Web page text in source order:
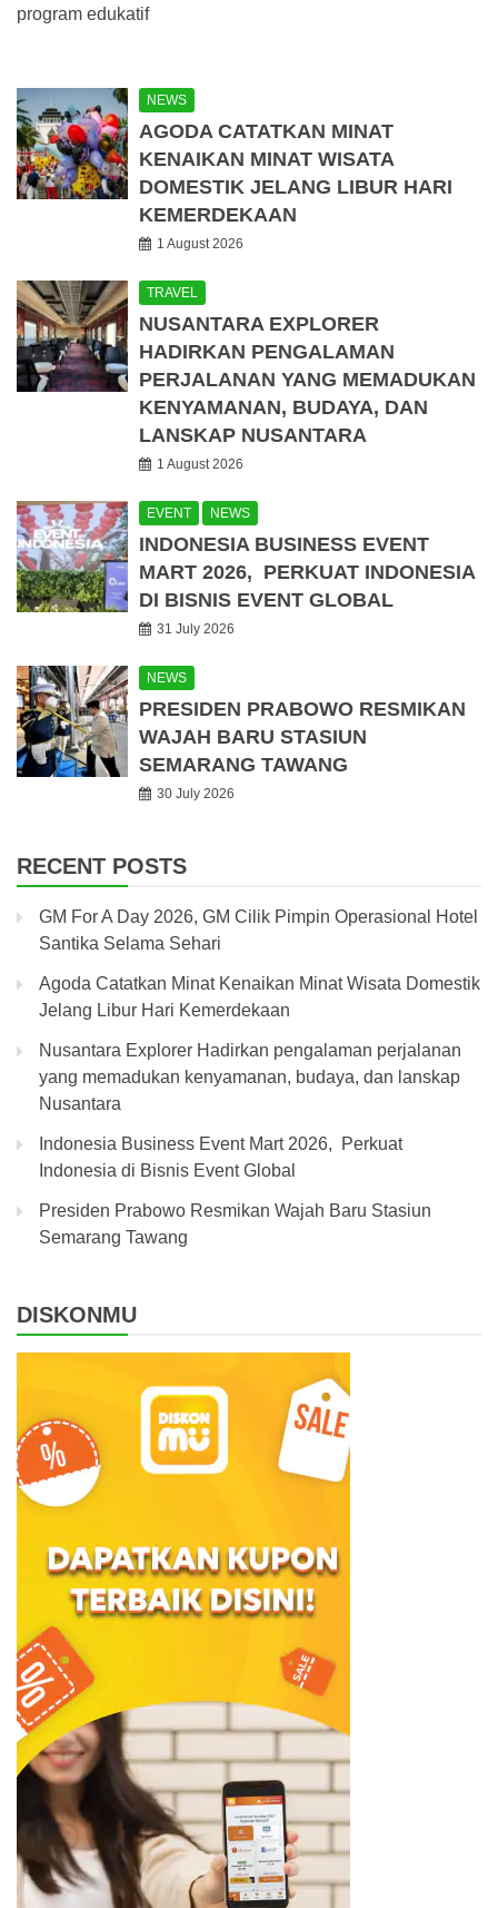
program edukatif
NEWS
AGODA CATATKAN MINAT
KENAIKAN MINAT WISATA
DOMESTIK JELANG LIBUR HARI
KEMERDEKAAN
1 August 2026
TRAVEL
NUSANTARA EXPLORER
HADIRKAN PENGALAMAN
PERJALANAN YANG MEMADUKAN
KENYAMANAN, BUDAYA, DAN
LANSKAP NUSANTARA
1 August 2026
EVENT NEWS
INDONESIA BUSINESS EVENT
MART 2026, PERKUAT INDONESIA
DI BISNIS EVENT GLOBAL
31 July 2026
NEWS
PRESIDEN PRABOWO RESMIKAN
WAJAH BARU STASIUN
SEMARANG TAWANG
30 July 2026
RECENT POSTS
GM For A Day 2026, GM Cilik Pimpin Operasional Hotel
Santika Selama Sehari
Agoda Catatkan Minat Kenaikan Minat Wisata Domestik
Jelang Libur Hari Kemerdekaan
Nusantara Explorer Hadirkan pengalaman perjalanan
yang memadukan kenyamanan, budaya, dan lanskap
Nusantara
Indonesia Business Event Mart 2026, Perkuat
Indonesia di Bisnis Event Global
Presiden Prabowo Resmikan Wajah Baru Stasiun
Semarang Tawang
DISKONMU